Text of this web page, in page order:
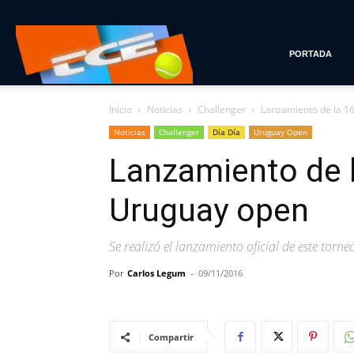
con
Estilo
PORTADA
Inicio Noticias Challenger Lanzamiento de la
Noticias Challenger Día Día Uruguay Open
Lanzamiento de
Uruguay open
Se realizó el lanzamiento oficial de este
Por Carlos Legum - 09/11/2016
Compartir